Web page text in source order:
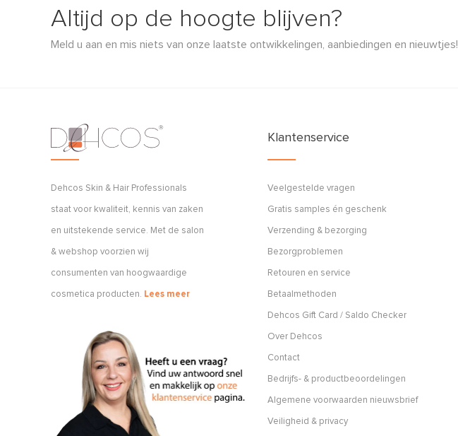
Altijd op de hoogte blijven?
Meld u aan en mis niets van onze laatste ontwikkelingen, aanbiedingen en nieuwtjes!
Dehcos Skin & Hair Professionals
staat voor kwaliteit, kennis van zaken
en uitstekende service. Met de salon
& webshop voorzien wij
consumenten van hoogwaardige
cosmetica producten. Lees meer
Klantenservice
Veelgestelde vragen
Gratis samples én geschenk
Verzending & bezorging
Bezorgproblemen
Retouren en service
Betaalmethoden
Dehcos Gift Card / Saldo Checker
Over Dehcos
Contact
Bedrijfs- & productbeoordelingen
Algemene voorwaarden nieuwsbrief
Veiligheid & privacy